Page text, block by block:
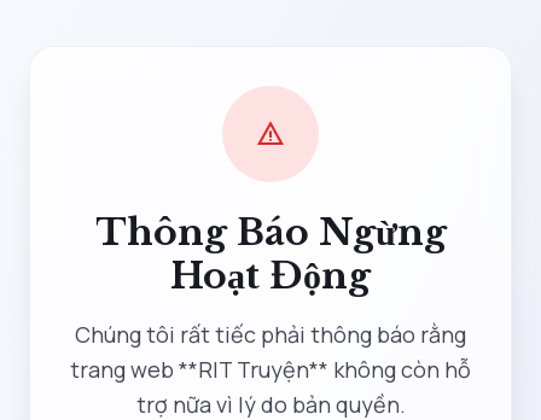
warning
Thông Báo Ngừng
Hoạt Động
Chúng tôi rất tiếc phải thông báo rằng
trang web **RIT Truyện** không còn hỗ
trợ nữa vì lý do bản quyền.